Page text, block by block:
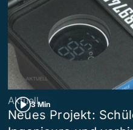
3 Min
Aktuell
Neues Projekt: